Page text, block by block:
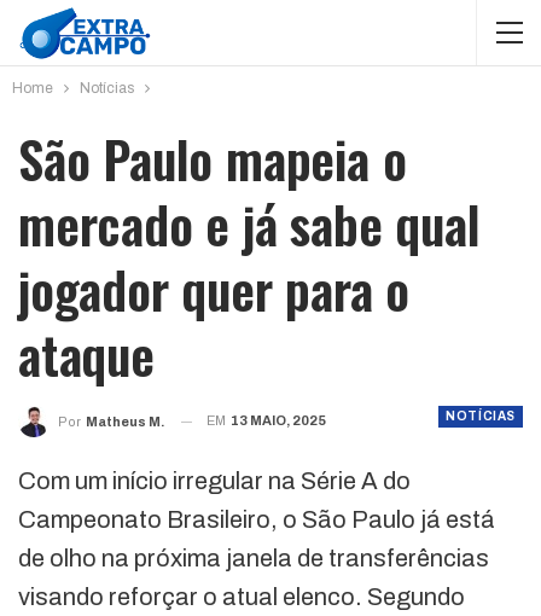
Home Notícias
São Paulo mapeia o
mercado e já sabe qual
jogador quer para o
ataque
NOTÍCIAS
Por Matheus M. EM 13 MAIO, 2025
Com um início irregular na Série A do
Campeonato Brasileiro, o São Paulo já está
de olho na próxima janela de transferências
visando reforçar o atual elenco. Segundo